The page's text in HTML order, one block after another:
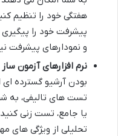
هفتگی خود را تنظیم
پیشرفت خود را پیگیری
و نمودارهای پیشرفت
نرم افزارهای آزمون
بودن آرشیو گسترده
تست های تالیفی، به
یا جامع، تست زنی
تحلیلی از ویژگی های